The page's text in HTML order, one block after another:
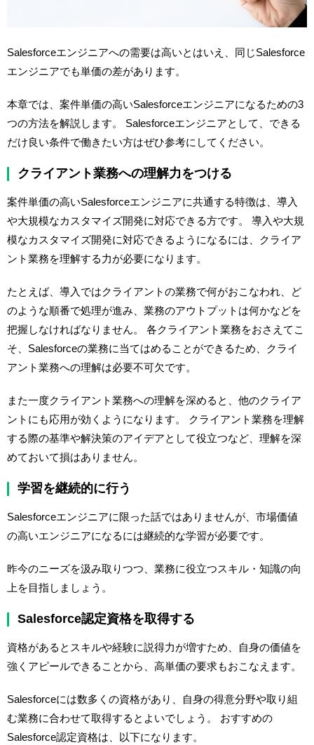
Salesforceエンジニアへの需要は高いとはいえ、同じSalesforce
エンジニアでも単価の差があります。
本章では、案件単価の高いSalesforceエンジニアになるための3
つの方法を解説します。 Salesforceエンジニアとして、できる
だけ良い条件で働きたい方はぜひ参考にしてください。
クライアント業務への理解力をつける
案件単価の高いSalesforceエンジニアに共通する特徴は、導入
や大規模なカスタマイズ開発に対応できる方です。 導入や大規
模なカスタマイズ開発に対応できるようになるには、クライア
ント業務を理解する力が必要になります。
たとえば、導入ではクライアントの業務で何がおこなわれ、ど
のような順番で処理が進み、業務のアウトプットは何かなどを
把握しなければなりません。 各クライアント業務をおさえてこ
そ、Salesforceの業務に当てはめることができるため、クライ
アント業務への理解は必要不可欠です。
また一度クライアント業務への理解を深めると、他のクライア
ントにも応用が効くようになります。 クライアント業務を理解
する際の基準や解決策のアイデアとして役立つなど、理解を深
めておいて損はありません。
学習を継続的に行う
Salesforceエンジニアに限った話ではありませんが、市場価値
の高いエンジニアになるには継続的な学習が必要です。
昨今のニーズを汲み取りつつ、業務に役立つスキル・知識の向
上を目指しましょう。
Salesforce認定資格を取得する
資格があるとスキルや経験に説得力が増すため、自身の価値を
強くアピールできることから、高単価の要求もおこなえます。
Salesforceには数多くの資格があり、自身の得意分野や取り組
む業務に合わせて取得するとよいでしょう。 おすすめの
Salesforce認定資格は、以下になります。